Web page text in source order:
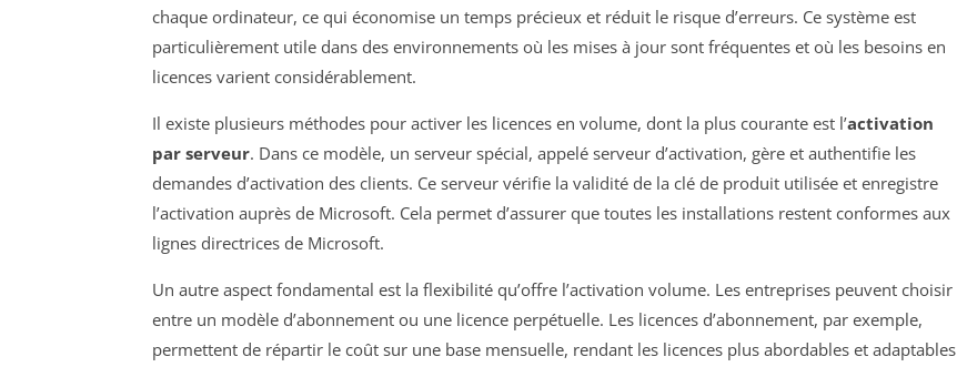
chaque ordinateur, ce qui économise un temps précieux et réduit le risque d’erreurs. Ce système est
particulièrement utile dans des environnements où les mises à jour sont fréquentes et où les besoins en
licences varient considérablement.
Il existe plusieurs méthodes pour activer les licences en volume, dont la plus courante est l’activation
par serveur. Dans ce modèle, un serveur spécial, appelé serveur d’activation, gère et authentifie les
demandes d’activation des clients. Ce serveur vérifie la validité de la clé de produit utilisée et enregistre
l’activation auprès de Microsoft. Cela permet d’assurer que toutes les installations restent conformes aux
lignes directrices de Microsoft.
Un autre aspect fondamental est la flexibilité qu’offre l’activation volume. Les entreprises peuvent choisir
entre un modèle d’abonnement ou une licence perpétuelle. Les licences d’abonnement, par exemple,
permettent de répartir le coût sur une base mensuelle, rendant les licences plus abordables et adaptables